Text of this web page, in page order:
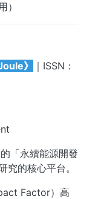
）
》
｜ISSN：
「永續能源開發
究的核心平台。
Factor）高